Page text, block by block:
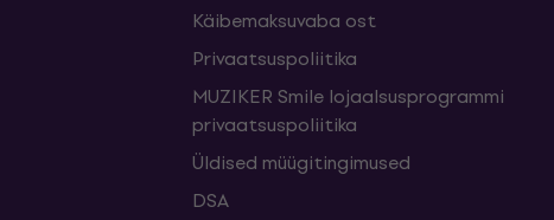
Käibemaksuvaba ost
Privaatsuspoliitika
MUZIKER Smile lojaalsusprogrammi
privaatsuspoliitika
Üldised müügitingimused
DSA